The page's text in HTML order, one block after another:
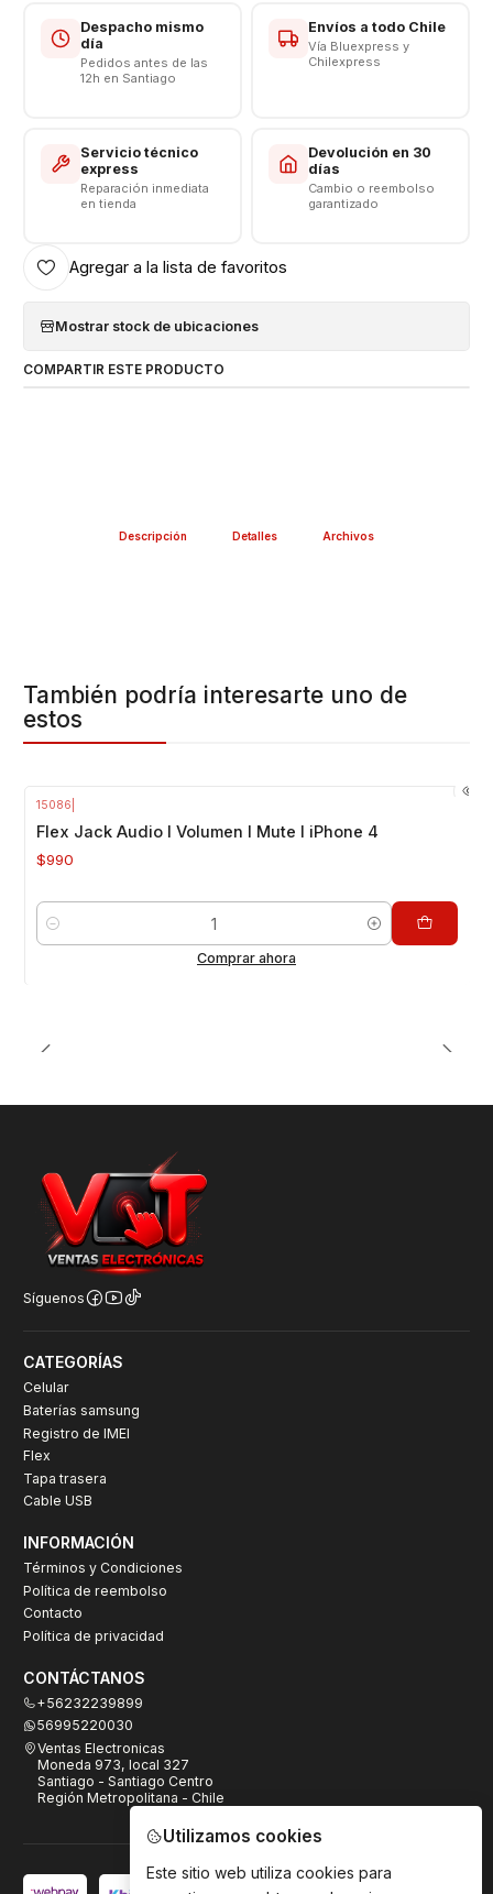
Despacho mismo
día
Pedidos antes de las
12h en Santiago
Envíos a todo Chile
Vía Bluexpress y
Chilexpress
Servicio técnico
express
Reparación inmediata
en tienda
Devolución en 30
días
Cambio o reembolso
garantizado
Agregar a la lista de favoritos
Mostrar stock de ubicaciones
COMPARTIR ESTE PRODUCTO
Descripción Detalles Archivos
También podría interesarte uno de
estos
15086
Flex Jack Audio I Volumen I Mute I iPhone 4
$990
Cantidad
Comprar ahora
Síguenos
CATEGORÍAS
Celular
Baterías samsung
Registro de IMEI
Flex
Tapa trasera
Cable USB
INFORMACIÓN
Términos y Condiciones
Política de reembolso
Contacto
Política de privacidad
CONTÁCTANOS
+56232239899
56995220030
Ventas Electronicas
Moneda 973, local 327
Santiago - Santiago Centro
Región Metropolitana - Chile
Utilizamos cookies
Este sitio web utiliza cookies para